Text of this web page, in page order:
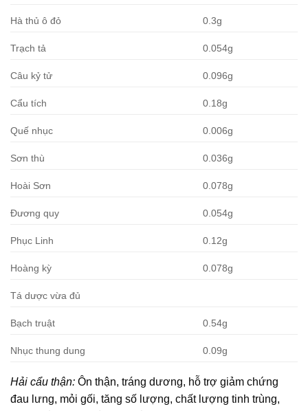
Hà thủ ô đỏ 0.3g
Trạch tả 0.054g
Câu kỷ tử 0.096g
Cẩu tích 0.18g
Quế nhục 0.006g
Sơn thù 0.036g
Hoài Sơn 0.078g
Đương quy 0.054g
Phục Linh 0.12g
Hoàng kỳ 0.078g
Tá dược vừa đủ
Bạch truật 0.54g
Nhục thung dung 0.09g
Hải cẩu thận: Ôn thận, tráng dương, hỗ trợ giảm chứng
đau lưng, mỏi gối, tăng số lượng, chất lượng tinh trùng,